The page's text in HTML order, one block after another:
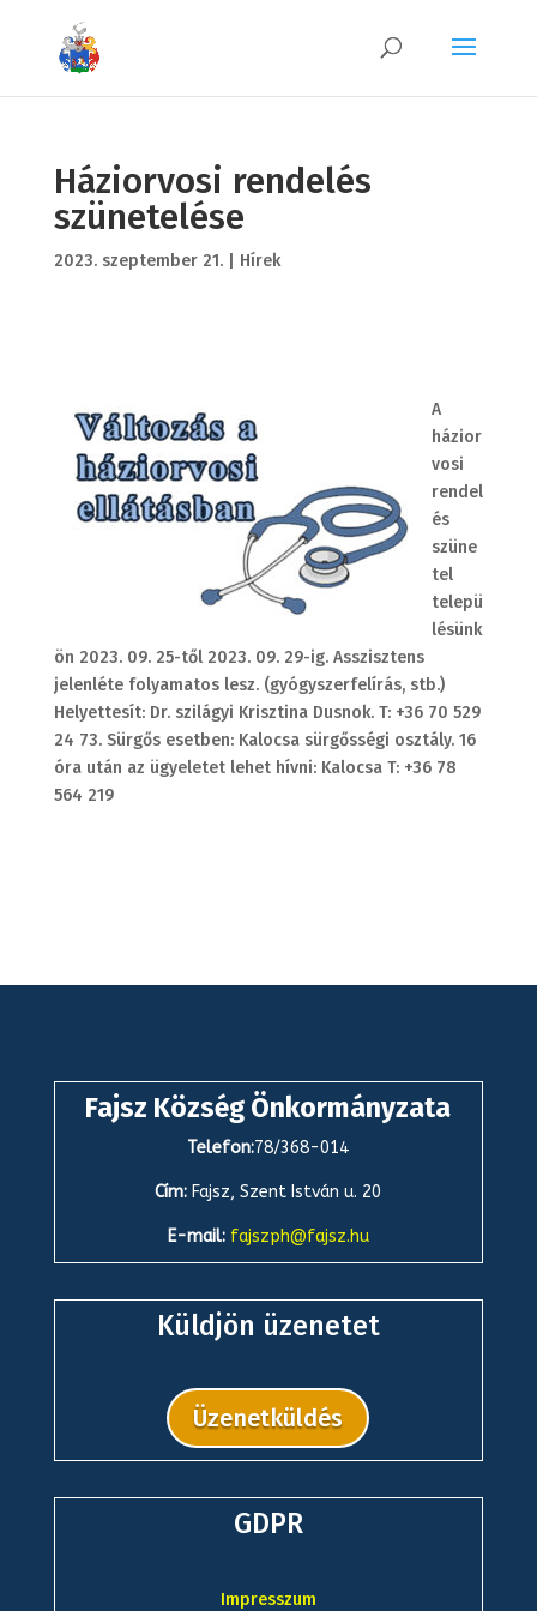
Háziorvosi rendelés
szünetelése
2023. szeptember 21.| Hírek
A
házior
vosi
rendel
és
szüne
tel
telepü
lésünk
ön 2023. 09. 25-től 2023. 09. 29-ig. Asszisztens
jelenléte folyamatos lesz. (gyógyszerfelírás, stb.)
Helyettesít: Dr. szilágyi Krisztina Dusnok. T: +36 70 529
24 73. Sürgős esetben: Kalocsa sürgősségi osztály. 16
óra után az ügyeletet lehet hívni: Kalocsa T: +36 78
564 219
Fajsz Község Önkormányzata
Telefon:78/368-014
Cím: Fajsz, Szent István u. 20
E-mail: fajszph@fajsz.hu
Küldjön üzenetet
Üzenetküldés
GDPR
Impresszum